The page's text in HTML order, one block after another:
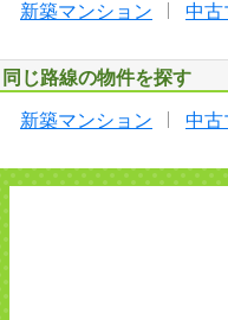
新築マンション 中古
同じ路線の物件を探す
新築マンション 中古